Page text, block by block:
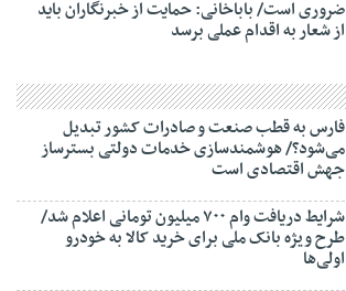
ضروری است/ باباخانی: حمایت از خبرنگاران باید
از شعار به اقدام عملی برسد
فارس به قطب صنعت و صادرات کشور تبدیل
می‌شود؟/ هوشمندسازی خدمات دولتی بسترساز
جهش اقتصادی است
شرایط دریافت وام ۷۰۰ میلیون تومانی اعلام شد/
طرح ویژه بانک ملی برای خرید کالا به خودرو
اولی‌ها